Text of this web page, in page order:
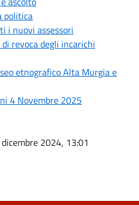
politica
i nuovi assessori
revoca degli incarichi
etnografico Alta Murgia e
4 Novembre 2025
dicembre 2024, 13:01